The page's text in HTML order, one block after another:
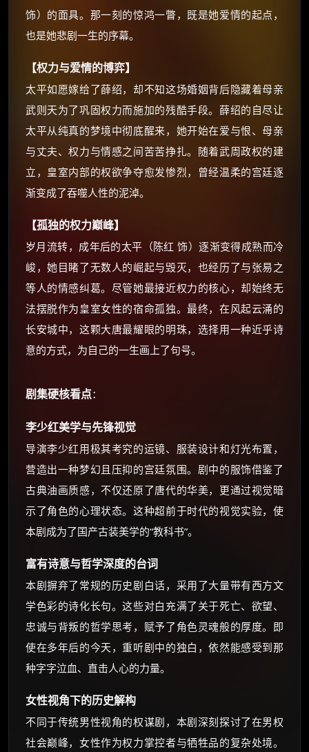
饰）的面具。那一刻的惊鸿一瞥，既是她爱情的起点，
也是她悲剧一生的序幕。
【权力与爱情的博弈】
太平如愿嫁给了薛绍，却不知这场婚姻背后隐藏着母亲
武则天为了巩固权力而施加的残酷手段。薛绍的自尽让
太平从纯真的梦境中彻底醒来，她开始在爱与恨、母亲
与丈夫、权力与情感之间苦苦挣扎。随着武周政权的建
立，皇室内部的权欲争夺愈发惨烈，曾经温柔的宫廷逐
渐变成了吞噬人性的泥淖。
【孤独的权力巅峰】
岁月流转，成年后的太平（陈红 饰）逐渐变得成熟而冷
峻，她目睹了无数人的崛起与毁灭，也经历了与张易之
等人的情感纠葛。尽管她最接近权力的核心，却始终无
法摆脱作为皇室女性的宿命孤独。最终，在风起云涌的
长安城中，这颗大唐最耀眼的明珠，选择用一种近乎诗
意的方式，为自己的一生画上了句号。
剧集硬核看点：
李少红美学与先锋视觉
导演李少红用极其考究的运镜、服装设计和灯光布置，
营造出一种梦幻且压抑的宫廷氛围。剧中的服饰借鉴了
古典油画质感，不仅还原了唐代的华美，更通过视觉暗
示了角色的心理状态。这种超前于时代的视觉实验，使
本剧成为了国产古装美学的“教科书”。
富有诗意与哲学深度的台词
本剧摒弃了常规的历史剧白话，采用了大量带有西方文
学色彩的诗化长句。这些对白充满了关于死亡、欲望、
忠诚与背叛的哲学思考，赋予了角色灵魂般的厚度。即
使在多年后的今天，重听剧中的独白，依然能感受到那
种字字泣血、直击人心的力量。
女性视角下的历史解构
不同于传统男性视角的权谋剧，本剧深刻探讨了在男权
社会巅峰，女性作为权力掌控者与牺牲品的复杂处境。
如夸克12个月送14天 最低75元！
价格有浮动，请直接搜索查最低价！
还有支付宝现金红包、外卖红包、
优惠券、活动红包，每日可领。
⚡ 前往【大淘客】领红包
☕ 海外大侠？通过 Ko-fi 赐茶